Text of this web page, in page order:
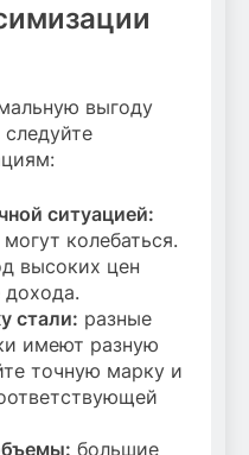
выгоду
ситуацией:
колебаться.
высоких цен
дохода.
стали: разные
имеют разную
точную марку и
большие